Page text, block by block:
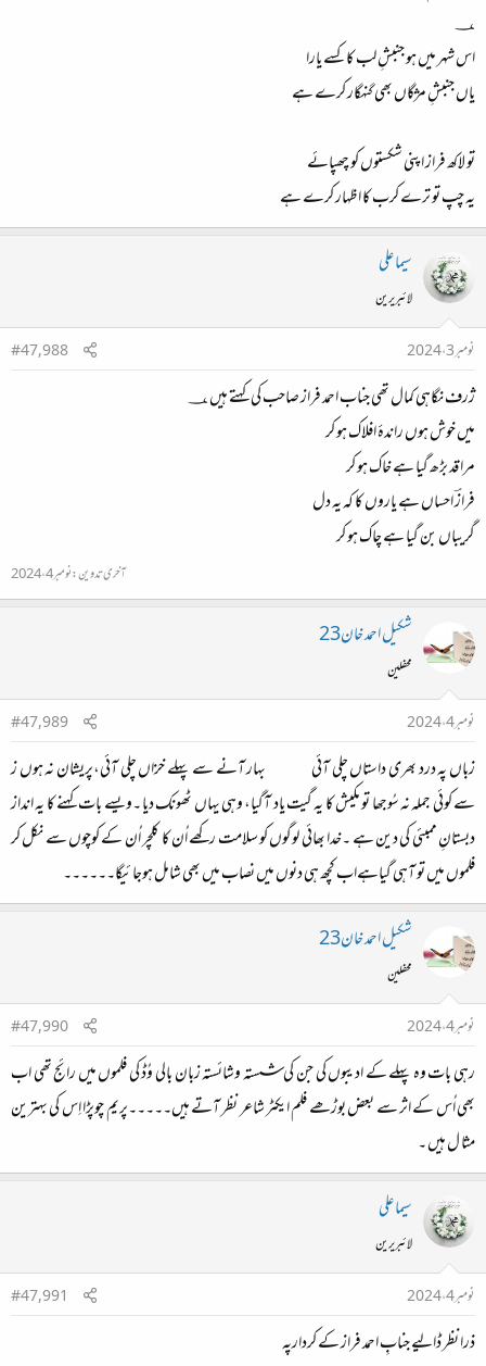
؀
اس شہر میں ہو جنبشِ لب کا کسے یارا
یاں جنبشِ مژگاں بھی گنہگار کرے ہے
تو لاکھ فراز اپنی شکستوں کو چھپائے
یہ چپ تو ترے کرب کا اظہار کرے ہے
سیما علی
لائبریرین
نومبر 3، 2024
#47,988
ژرف نگاہی کمال تھی جناب احمد فراز صاحب کی کہتے ہیں ؀
میں خوش ہوں راندۂ افلاک ہو کر
مرا قد بڑھ گیا ہے خاک ہو کر
فرازؔ احساں ہے یاروں کا کہ یہ دل
گریباں بن گیا ہے چاک ہو کر
آخری تدوین:نومبر 4، 2024
شکیل احمد خان23
محفلین
نومبر 4، 2024
#47,989
زباں پہ درد بھری داستاں چلی آئی
بہار آنے سے پہلے خزاں چلی آئی،پریشان نہ ہوں ز
سے کوئی جملہ نہ سُوجھا تو مکیش کا یہ گیت یاد آگیا، وہی یہاں ٹھونک دیا ۔ویسے بات کہنے کا یہ انداز
دبستانِ ممبئی کی دین ہے ۔خدا بھائی لوگوں کو سلامت رکھے اُن کا کلچر اُن کے کوچوں سے نکل کر
فلموں میں تو آہی گیاہےاب کچھ ہی دنوں میں نصاب میں بھی شامل ہوجائیگا۔۔۔۔۔۔​
شکیل احمد خان23
محفلین
نومبر 4، 2024
#47,990
رہی بات وہ پہلے کے ادیبوں کی جن کی شستہ وشائستہ زبان بالی وُڈ کی فلموں میں رائج تھی اب
بھی اُس کے اثر سے بعض بوڑھے فلم ایکٹر شاعر نظر آتے ہیں۔۔۔۔۔پریم چوپڑا اِس کی بہترین
مثا ل ہیں ۔​
سیما علی
لائبریرین
نومبر 4، 2024
#47,991
ذرا نظر ڈالیے جنابِ احمد فراز کے کردارپہ